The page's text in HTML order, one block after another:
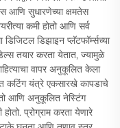
आणि सुधारणेच्या क्षमतेस
कमी होतो आणि सर्व
डिझाइन प्लॅटफॉर्म्सच्या
तयार करता येतात, ज्यामुळे
वापर अनुकूलित केला
कटिंग यंत्रे एकसारखे कापडाचे
आणि अनुकूलित नेस्टिंग
होतो. प्रोग्राम करता येणारे